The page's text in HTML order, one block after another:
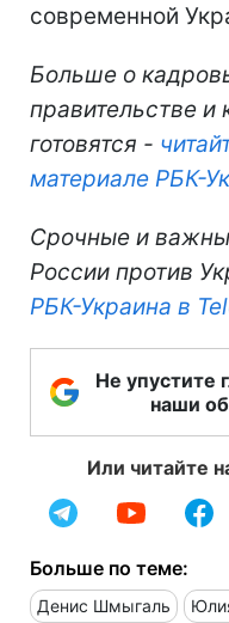
современной
Больше о
правительстве и
готовятся -
материале РБК-
Срочные и
России против
РБК-Украина в
Не упустите
наши
Или читайте
Больше по теме:
Денис Шмыгаль